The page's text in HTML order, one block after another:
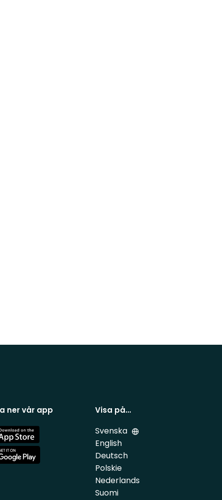
ner vår app Visa på…
Svenska
English
Deutsch
Polskie
Nederlands
Suomi